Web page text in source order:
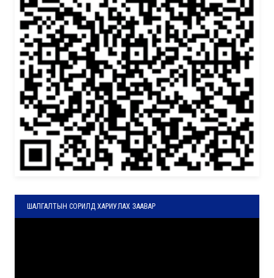
ШАЛГАЛТЫН СОРИЛД ХАРИУЛАХ ЗААВАР